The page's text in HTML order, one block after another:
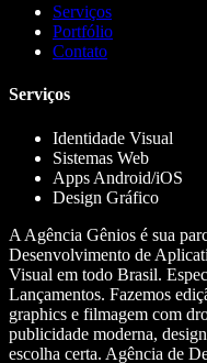
Serviços
Portfólio
Contato
Serviços
Identidade Visual
Sistemas Web
Apps Android/iOS
Design Gráfico
A Agência Gênios é sua
Desenvolvimento de
Visual em todo Brasil.
Lançamentos. Fazemos
graphics e filmagem com
publicidade moderna,
escolha certa. Agência de